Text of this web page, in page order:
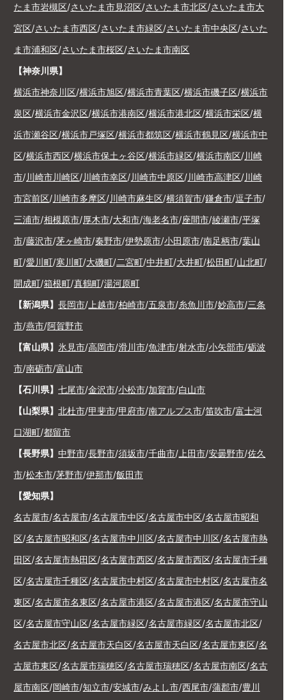
たま市岩槻区/さいたま市見沼区/さいたま市北区/さいたま市大
宮区/さいたま市西区/さいたま市緑区/さいたま市中央区/さいた
ま市浦和区/さいたま市桜区/さいたま市南区
【神奈川県】
横浜市神奈川区/横浜市旭区/横浜市青葉区/横浜市磯子区/横浜市
泉区/横浜市金沢区/横浜市港南区/横浜市港北区/横浜市栄区/横
浜市瀬谷区/横浜市戸塚区/横浜市都筑区/横浜市鶴見区/横浜市中
区/横浜市西区/横浜市保土ヶ谷区/横浜市緑区/横浜市南区/川崎
市/川崎市川崎区/川崎市幸区/川崎市中原区/川崎市高津区/川崎
市宮前区/川崎市多摩区/川崎市麻生区/横須賀市/鎌倉市/逗子市/
三浦市/相模原市/厚木市/大和市/海老名市/座間市/綾瀬市/平塚
市/藤沢市/茅ヶ崎市/秦野市/伊勢原市/小田原市/南足柄市/葉山
町/愛川町/寒川町/大磯町/二宮町/中井町/大井町/松田町/山北町/
開成町/箱根町/真鶴町/湯河原町
【新潟県】 長岡市/ 上越市/柏崎市/五泉市/糸魚川市/妙高市/三条
市/燕市/阿賀野市
【富山県】 氷見市/高岡市/滑川市/魚津市/射水市/小矢部市/砺波
市/南砺市/富山市
【石川県】 七尾市/金沢市/小松市/加賀市/白山市
【山梨県】 北杜市/甲斐市/甲府市/南アルプス市/笛吹市/富士河
口湖町/都留市
【長野県】 中野市/長野市/須坂市/千曲市/ 上田市/安曇野市/佐久
市/松本市/茅野市/伊那市/飯田市
【愛知県】
名古屋市/名古屋市/名古屋市中区/名古屋市中区/名古屋市昭和
区/名古屋市昭和区/名古屋市中川区/名古屋市中川区/名古屋市熱
田区/名古屋市熱田区/名古屋市西区/名古屋市西区/名古屋市千種
区/名古屋市千種区/名古屋市中村区/名古屋市中村区/名古屋市名
東区/名古屋市名東区/名古屋市港区/名古屋市港区/名古屋市守山
区/名古屋市守山区/名古屋市緑区/名古屋市緑区/名古屋市北区/
名古屋市北区/名古屋市天白区/名古屋市天白区/名古屋市東区/名
古屋市東区/名古屋市瑞穂区/名古屋市瑞穂区/名古屋市南区/名古
屋市南区/岡崎市/知立市/安城市/みよし市/西尾市/蒲郡市/豊川